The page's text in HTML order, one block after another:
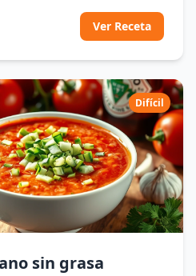
Ver Receta
Difícil
sin grasa